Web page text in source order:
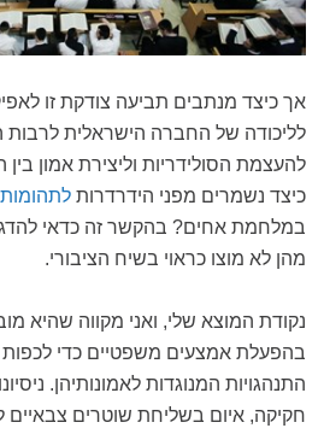
אך כיצד מנתבים תביעה צודקת זו
לליכודה של החברה הישראלית לרבות
להעצמת הסולידריות וליצירת אמון
כיצד נשמרים מפני הידרדרות
במלחמת אחים? בהקשר זה כדאי
מהן לא מוצו כראוי בשיח הציבורי.
נקודת המוצא שלי, ואני מקווה שהיא
בהפעלת אמצעים משפטיים כדי לכפות
התנהגויות המנוגדות לאמונותיהן.
חקיקה, איום בשליחת שוטרים צבאיים